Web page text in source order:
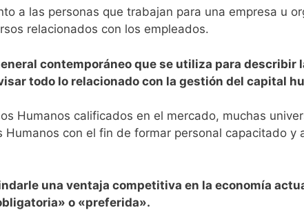
a las personas que trabajan para una empresa u
relacionados con los empleados.
contemporáneo que se utiliza para describir
todo lo relacionado con la gestión del capital
Humanos calificados en el mercado, muchas
Humanos con el fin de formar personal capacitado y
una ventaja competitiva en la economía
o «preferida».